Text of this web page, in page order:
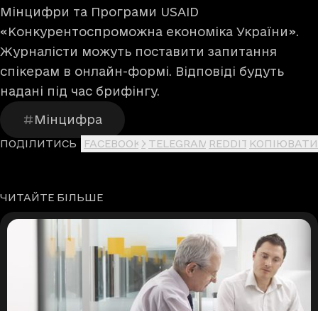
Мінцифри та Програми USAID
«Конкурентоспроможна економіка України».
Журналісти можуть поставити запитання
спікерам в онлайн-формі. Відповіді будуть
надані під час брифінгу.
Мінцифра
ПОДІЛИТИСЬ FACEBOOK X TELEGRAM REDDIT КОПІЮВАТИ
ЧИТАЙТЕ БІЛЬШЕ